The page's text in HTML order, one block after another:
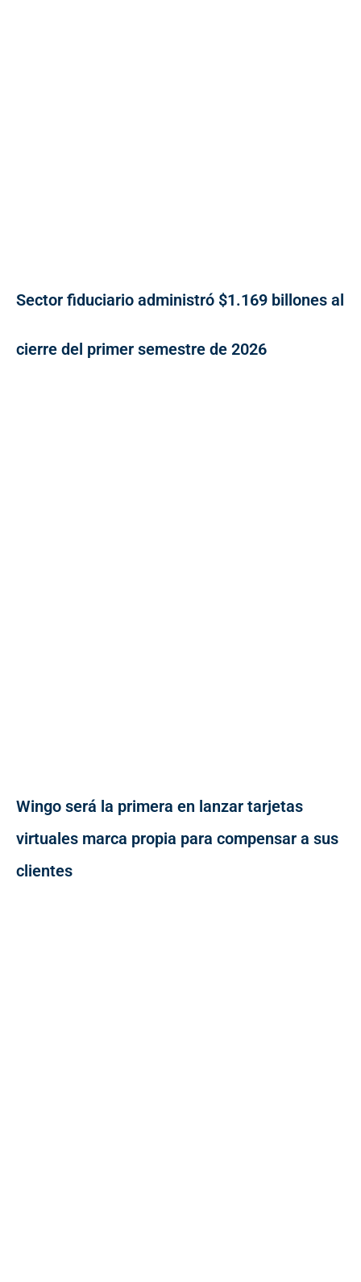
Sector fiduciario administró $1.169 billones al
cierre del primer semestre de 2026
Wingo será la primera en lanzar tarjetas
virtuales marca propia para compensar a sus
clientes